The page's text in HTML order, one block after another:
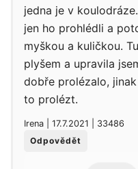
jedna je v
jen ho prohlédli a
myškou a kuličkou.
plyšem a upravila
dobře prolézalo,
to prolézt.
Irena | 17.7.2021 | 33486
Odpovědět